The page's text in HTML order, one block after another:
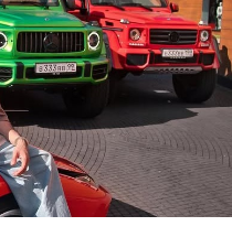
в
Гусейна Гасанова.
дело о
преступных
В тот же день
. ДЕНЬГИ
МВД
На первом же